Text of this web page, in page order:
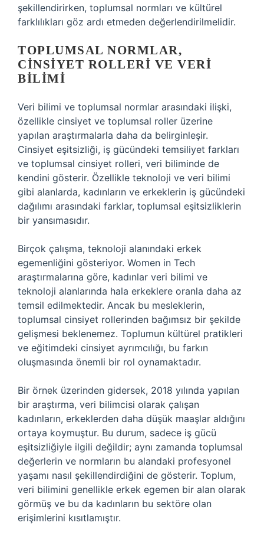
şekillendirirken, toplumsal normları ve kültürel
farklılıkları göz ardı etmeden değerlendirilmelidir.
TOPLUMSAL NORMLAR,
CINSIYET ROLLERI VE VERI
BILIMI
Veri bilimi ve toplumsal normlar arasındaki ilişki,
özellikle cinsiyet ve toplumsal roller üzerine
yapılan araştırmalarla daha da belirginleşir.
Cinsiyet eşitsizliği, iş gücündeki temsiliyet farkları
ve toplumsal cinsiyet rolleri, veri biliminde de
kendini gösterir. Özellikle teknoloji ve veri bilimi
gibi alanlarda, kadınların ve erkeklerin iş gücündeki
dağılımı arasındaki farklar, toplumsal eşitsizliklerin
bir yansımasıdır.
Birçok çalışma, teknoloji alanındaki erkek
egemenliğini gösteriyor. Women in Tech
araştırmalarına göre, kadınlar veri bilimi ve
teknoloji alanlarında hala erkeklere oranla daha az
temsil edilmektedir. Ancak bu mesleklerin,
toplumsal cinsiyet rollerinden bağımsız bir şekilde
gelişmesi beklenemez. Toplumun kültürel pratikleri
ve eğitimdeki cinsiyet ayrımcılığı, bu farkın
oluşmasında önemli bir rol oynamaktadır.
Bir örnek üzerinden gidersek, 2018 yılında yapılan
bir araştırma, veri bilimcisi olarak çalışan
kadınların, erkeklerden daha düşük maaşlar aldığını
ortaya koymuştur. Bu durum, sadece iş gücü
eşitsizliğiyle ilgili değildir; aynı zamanda toplumsal
değerlerin ve normların bu alandaki profesyonel
yaşamı nasıl şekillendirdiğini de gösterir. Toplum,
veri bilimini genellikle erkek egemen bir alan olarak
görmüş ve bu da kadınların bu sektöre olan
erişimlerini kısıtlamıştır.